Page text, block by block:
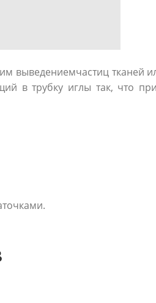
выведениемчастиц тканей
в трубку иглы так, что